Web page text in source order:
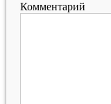
Комментарий